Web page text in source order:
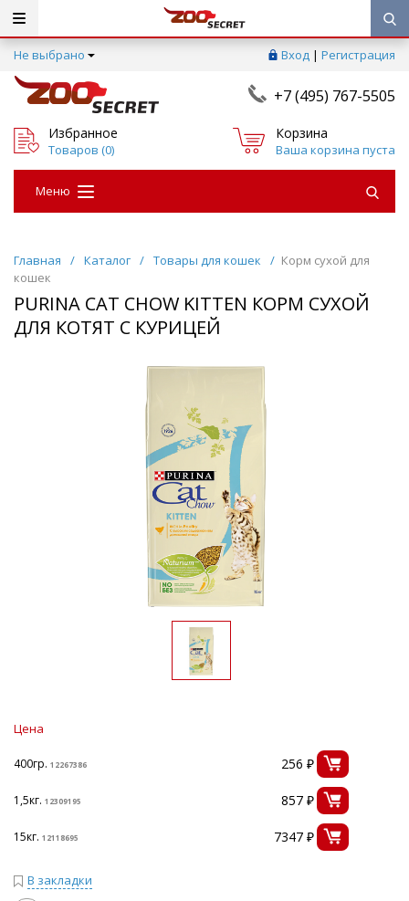
Не выбрано Вход | Регистрация
+7 (495) 767-5505
Избранное
Товаров (0)
Корзина
Ваша корзина пуста
Меню
Главная / Каталог / Товары для кошек / Корм сухой для
кошек
PURINA CAT CHOW KITTEN КОРМ СУХОЙ
ДЛЯ КОТЯТ С КУРИЦЕЙ
Цена
400гр. 12267386 256 ₽
1,5кг. 12309195 857 ₽
15кг. 12118695 7347 ₽
В закладки